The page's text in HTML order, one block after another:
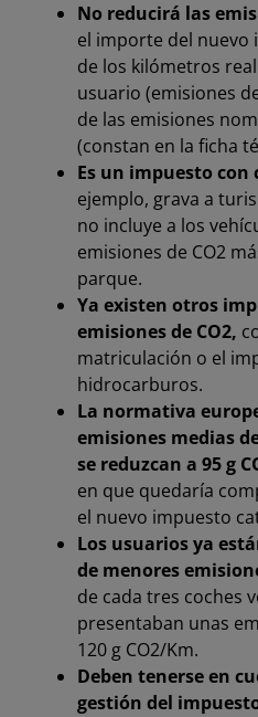
No reducirá las
el importe del nuevo
de los kilómetros
usuario (emisiones
de las emisiones
(constan en la ficha
Es un impuesto
ejemplo, grava a
no incluye a los
emisiones de CO2
parque.
Ya existen otros
emisiones de CO2,
matriculación o el
hidrocarburos.
La normativa
emisiones medias
se reduzcan a 95 g
en que quedaría
el nuevo impuesto
Los usuarios ya
de menores
de cada tres coches
presentaban unas
120 g CO2/Km.
Deben tenerse en
gestión del